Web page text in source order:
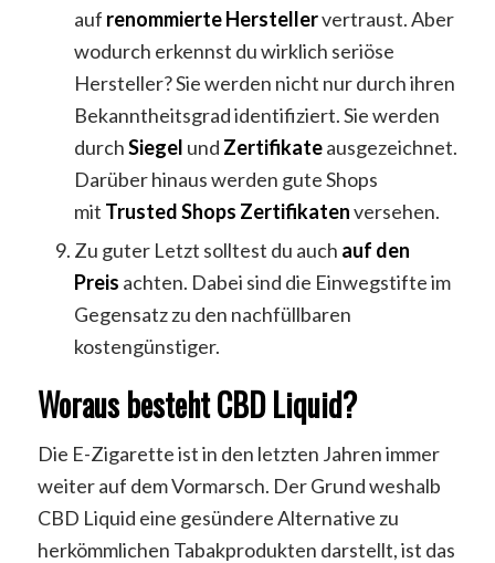
auf renommierte Herstellervertraust. Aber
wodurch erkennst du wirklich seriöse
Hersteller? Sie werden nicht nur durch ihren
Bekanntheitsgrad identifiziert. Sie werden
durchSiegel und Zertifikate ausgezeichnet.
Darüber hinaus werden gute Shops
mit Trusted Shops Zertifikatenversehen.
Zu guter Letzt solltest du auch auf den
Preis achten. Dabei sind die Einwegstifte im
Gegensatz zu den nachfüllbaren
kostengünstiger.
Woraus besteht CBD Liquid?
Die E-Zigarette ist in den letzten Jahren immer
weiter auf dem Vormarsch. Der Grund weshalb
CBD Liquid eine gesündere Alternative zu
herkömmlichen Tabakprodukten darstellt, ist das